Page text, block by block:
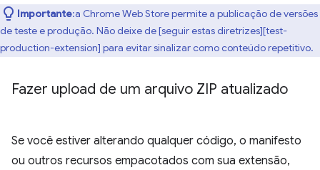
Importante:a Chrome Web Store permite a publicação de versões
de teste e produção. Não deixe de [seguir estas diretrizes][test-
production-extension] para evitar sinalizar como conteúdo repetitivo.
Fazer upload de um arquivo ZIP atualizado
Se você estiver alterando qualquer código, o manifesto
ou outros recursos empacotados com sua extensão,